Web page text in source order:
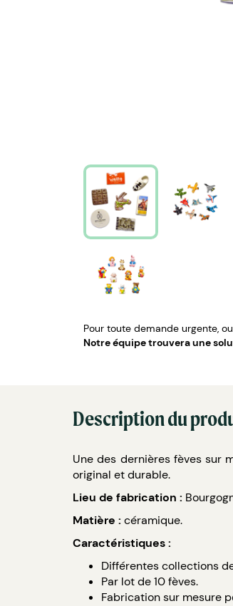
Pour toute demande urgente,
Notre équipe trouvera une
Description du
Une des dernières fèves sur
original et durable.
Lieu de fabrication :
Matière : céramique.
Caractéristiques :
Différentes collections
Par lot de 10 fèves.
Fabrication sur mesure